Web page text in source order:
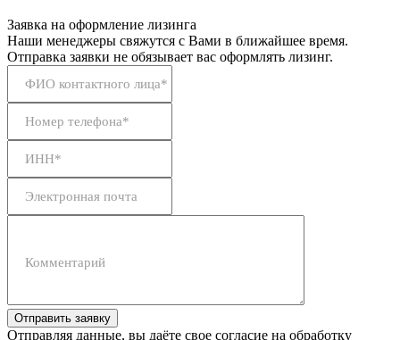
Заявка на оформление лизинга
Наши менеджеры свяжутся с Вами в ближайшее время.
Отправка заявки не обязывает вас оформлять лизинг.
ФИО контактного лица*
Номер телефона*
ИНН*
Электронная почта
Комментарий
Отправить заявку
Отправляя данные, вы даёте свое согласие на обработку